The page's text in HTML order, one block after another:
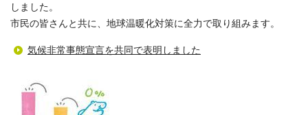
しました。
市民の皆さんと共に、地球温暖化対策に全力で取り組みます。
気候非常事態宣言を共同で表明しました